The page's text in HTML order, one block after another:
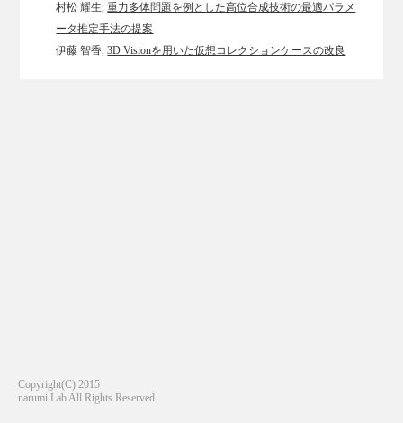
Copyright(C) 2015
narumi Lab All Rights Reserved.
村松 耀生,重力多体問題を例とした高位合成技術の最適パラメ
ータ推定手法の提案
伊藤 智香,3D Visionを用いた仮想コレクションケースの改良